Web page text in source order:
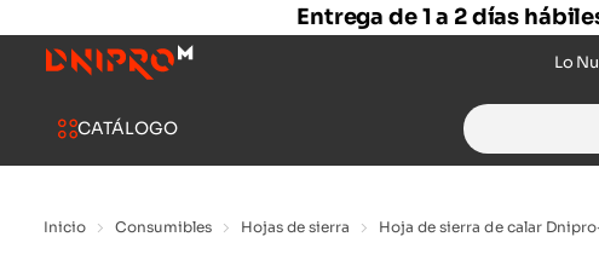
Entrega de 1 a 2 días
Lo
CATÁLOGO
Search
for:
Inicio Consumibles Hojas de sierra Hoja de sierra de calar